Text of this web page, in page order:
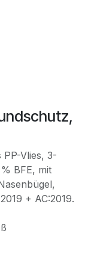
Vlies, 3-
BFE, mit
+ AC:2019.